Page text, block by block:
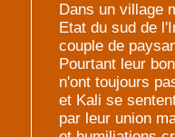
Dans un village
Etat du sud de
couple de
Pourtant leur
n'ont toujours
et Kali se
par leur union